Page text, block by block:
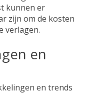
kunnen er
zijn om de kosten
verlagen.
en
en trends